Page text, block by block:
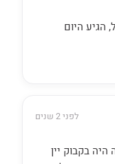
הגיע היום
לפני 2 שנים
היה בקבוק יין